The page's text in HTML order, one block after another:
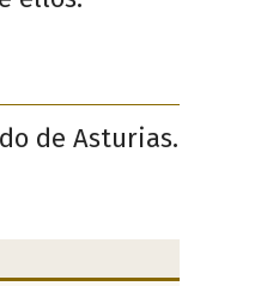
de Asturias.